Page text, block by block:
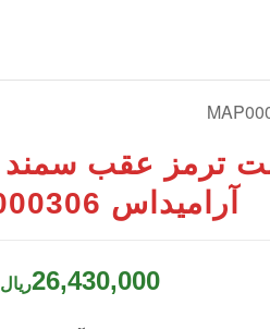
آرامیداس MAP000306
26,430,000ریال